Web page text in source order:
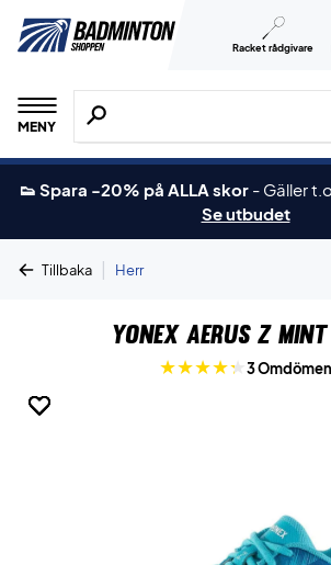
Racket rådgivare
MENY
Sök efter produkter, märken osv.
👟 Spara -20% på ALLA skor - Gäller
Se utbudet
Tillbaka | Herr
Yonex Aerus Z
3 Omdömen